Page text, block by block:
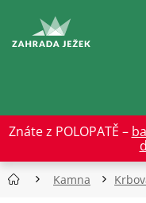
obsah
Znáte z POLOPATĚ –
Kamna